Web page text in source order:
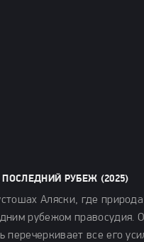
РУБЕЖ (2025)
Аляски, где
рубежом правосудия.
перечеркивает все его